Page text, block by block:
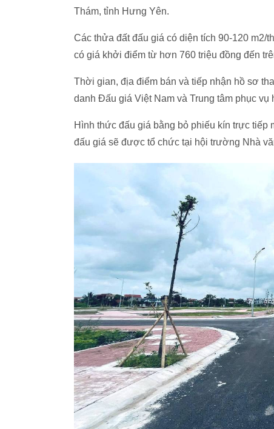
Thám, tỉnh Hưng Yên.
Các thửa đất đấu giá có diện tích 90-120
có giá khởi điểm từ hơn 760 triệu đồng đến
Thời gian, địa điểm bán và tiếp nhận hồ sơ
danh Đấu giá Việt Nam và Trung tâm phục
Hình thức đấu giá bằng bỏ phiếu kín trực tiếp
đấu giá sẽ được tổ chức tại hội trường Nhà